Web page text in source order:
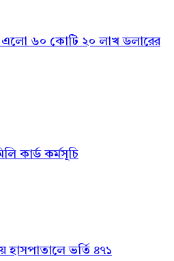
এলো ৬০ কোটি ২০ লাখ ডলারের
কার্ড কর্মসূচি
হাসপাতালে ভর্তি ৪৭১